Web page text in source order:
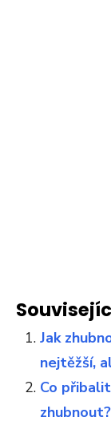
Jak
nejtěžší,
Co
zhubnout?